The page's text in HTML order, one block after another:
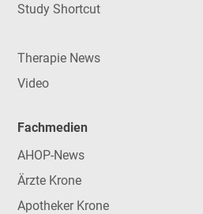
Study Shortcut
Therapie News
Video
Fachmedien
AHOP-News
Ärzte Krone
Apotheker Krone